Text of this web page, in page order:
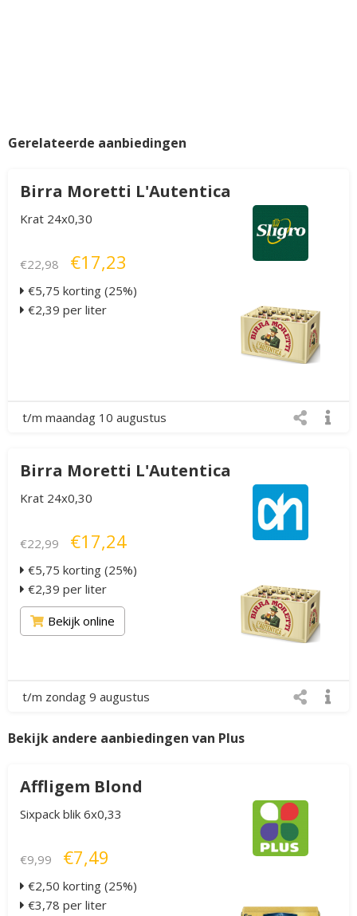
Gerelateerde aanbiedingen
Birra Moretti L'Autentica
Krat 24x0,30
€22,98 €17,23
€5,75 korting (25%)
€2,39 per liter
t/m maandag 10 augustus
Birra Moretti L'Autentica
Krat 24x0,30
€22,99 €17,24
€5,75 korting (25%)
€2,39 per liter
Bekijk online
t/m zondag 9 augustus
Bekijk andere aanbiedingen van Plus
Affligem Blond
Sixpack blik 6x0,33
€9,99 €7,49
€2,50 korting (25%)
€3,78 per liter